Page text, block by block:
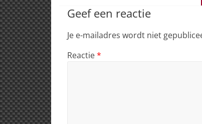
p o
o
k
n
Geef een reactie
Je e-mailadres wordt niet
Reactie*